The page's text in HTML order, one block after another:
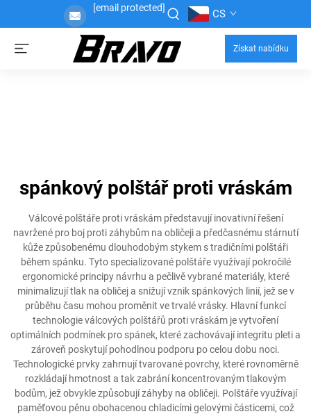
[email protected] CS
Získat nabídku
spánkový polštář proti vráskám
Válcové polštáře proti vráskám představují inovativní řešení
navržené pro boj proti záhybům na obličeji a předčasnému stárnutí
kůže způsobenému dlouhodobým stykem s tradičními polštáři
během spánku. Tyto specializované polštáře využívají pokročilé
ergonomické principy návrhu a pečlivě vybrané materiály, které
minimalizují tlak na obličej a snižují vznik spánkových linií, jež se v
průběhu času mohou proměnit ve trvalé vrásky. Hlavní funkcí
technologie válcových polštářů proti vráskám je vytvoření
optimálních podmínek pro spánek, které zachovávají integritu pleti a
zároveň poskytují pohodlnou podporu po celou dobu noci.
Technologické prvky zahrnují tvarované povrchy, které rovnoměrně
rozkládají hmotnost a tak zabrání koncentrovaným tlakovým
bodům, jež obvykle způsobují záhyby na obličeji. Polštáře využívají
paměťovou pěnu obohacenou chladicími gelovými částicemi, což